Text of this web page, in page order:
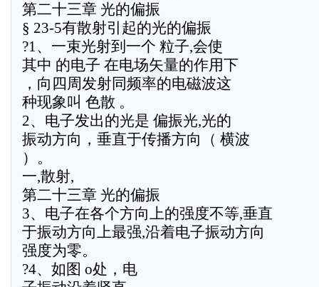
第二十三章 光的偏振
§ 23-5有散射引起的光的偏振
?1、一束光射到一个 粒子,会使
其中 的电子 在电场矢量的作用下
，向四周发射同频率的电磁波这
种现象叫 色散 。
2、电子发出的光是 偏振光,光的
振动方向，垂直于传播方向（ 横波
）。
一,散射,
第二十三章 光的偏振
3、电子在各个方向上的强度不等,垂直
于振动方向上最强,沿着电子振动方向
强度为零。
?4、如图 o处，电